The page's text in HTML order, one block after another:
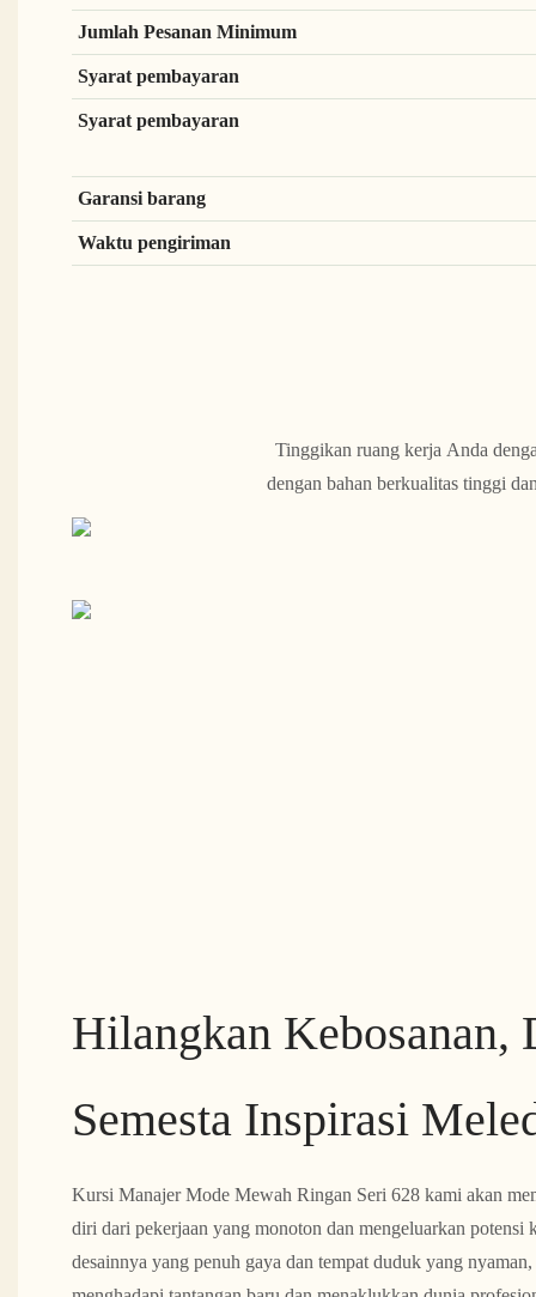
Jumlah Pesanan Minimum
Syarat pembayaran
Syarat pembayaran
Garansi barang
Waktu pengiriman
Tinggikan ruang kerja Anda
dengan bahan berkualitas tinggi
Hilangkan Kebosanan,
Semesta Inspirasi
Kursi Manajer Mode Mewah Ringan Seri 628 kami akan
diri dari pekerjaan yang monoton dan mengeluarkan potensi
desainnya yang penuh gaya dan tempat duduk yang